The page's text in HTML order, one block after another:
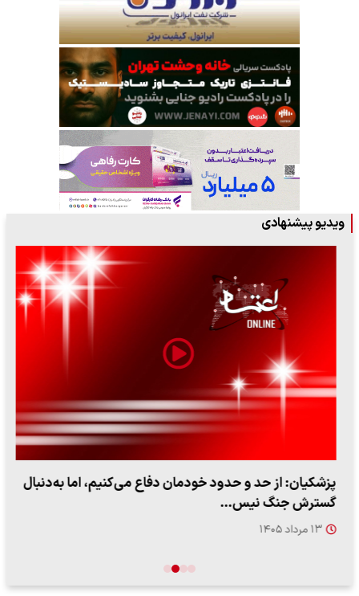
ویدیو پیشنهادی
پزشکیان: از حد و حدود خودمان دفاع می‌کنیم، اما به‌دنبال
گسترش جنگ نیس…
۱۳ مرداد ۱۴۰۵